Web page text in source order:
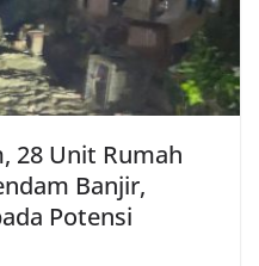
28 Unit Rumah
Banjir,
Potensi